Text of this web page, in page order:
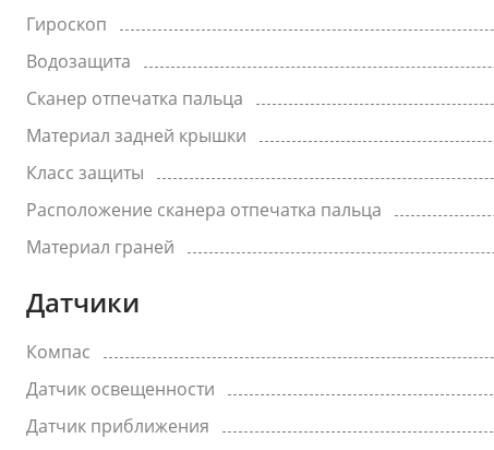
Гироскоп
Водозащита
Сканер отпечатка пальца
Материал задней крышки
Класс защиты
Расположение сканера отпечатка пальца
Материал граней
Датчики
Компас
Датчик освещенности
Датчик приближения